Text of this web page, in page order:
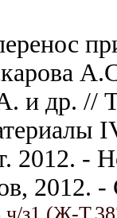
и др. //
2012. -
2012.